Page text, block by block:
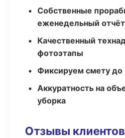
Собственные
еженедельный отчёт
Качественный
фотоэтапы
Фиксируем смету до
Аккуратность на
уборка
Отзывы клиентов